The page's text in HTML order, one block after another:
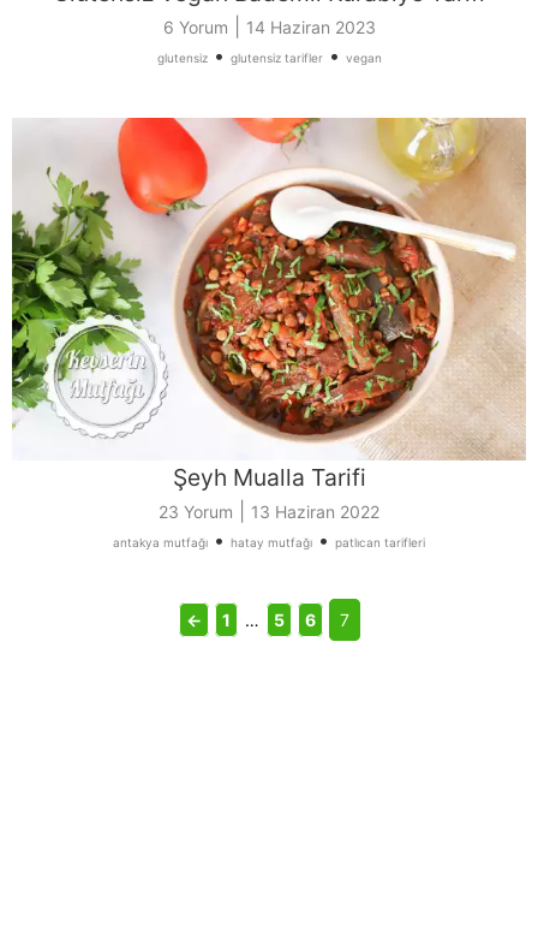
6 Yorum 14 Haziran 2023
glutensiz• glutensiz tarifler• vegan
Şeyh Mualla Tarifi
23 Yorum 13 Haziran 2022
antakya mutfağı • hatay mutfağı • patlıcan tarifleri
← 1 … 5 6 7